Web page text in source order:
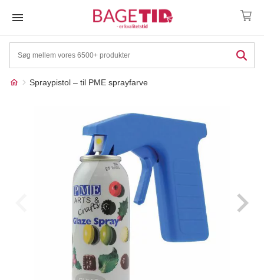
Spraypistol – til PME sprayfarve
disse produkter have din